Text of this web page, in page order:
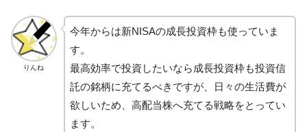
りんね
今年からは新NISAの成長投資枠も使っていま
す。
最高効率で投資したいなら成長投資枠も投資信
託の銘柄に充てるべきですが、日々の生活費が
欲しいため、高配当株へ充てる戦略をとってい
ます。